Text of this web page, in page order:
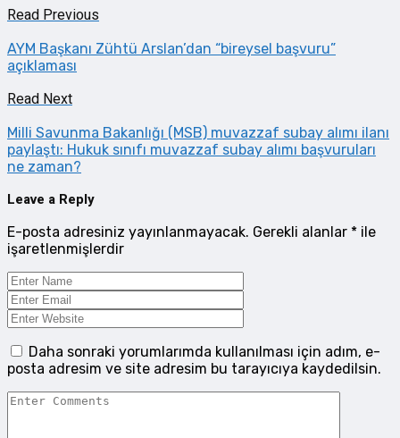
Read Previous
AYM Başkanı Zühtü Arslan’dan “bireysel başvuru”
açıklaması
Read Next
Milli Savunma Bakanlığı (MSB) muvazzaf subay alımı ilanı
paylaştı: Hukuk sınıfı muvazzaf subay alımı başvuruları
ne zaman?
Leave a Reply
E-posta adresiniz yayınlanmayacak. Gerekli alanlar * ile
işaretlenmişlerdir
Daha sonraki yorumlarımda kullanılması için adım, e-
posta adresim ve site adresim bu tarayıcıya kaydedilsin.